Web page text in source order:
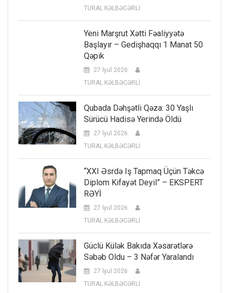
TURAL KƏLBƏCƏRLİ
Yeni Marşrut Xətti Fəaliyyətə
Başlayır – Gedişhaqqı 1 Manat 50
Qəpik
27 İyul 2026
TURAL KƏLBƏCƏRLİ
Qubada Dəhşətli Qəza: 30 Yaşlı
Sürücü Hadisə Yerində Öldü
27 İyul 2026
TURAL KƏLBƏCƏRLİ
“XXI Əsrdə Iş Tapmaq Üçün Təkcə
Diplom Kifayət Deyil” – EKSPERT
RƏYİ
27 İyul 2026
TURAL KƏLBƏCƏRLİ
Güclü Külək Bakıda Xəsarətlərə
Səbəb Oldu – 3 Nəfər Yaralandı
27 İyul 2026
TURAL KƏLBƏCƏRLİ